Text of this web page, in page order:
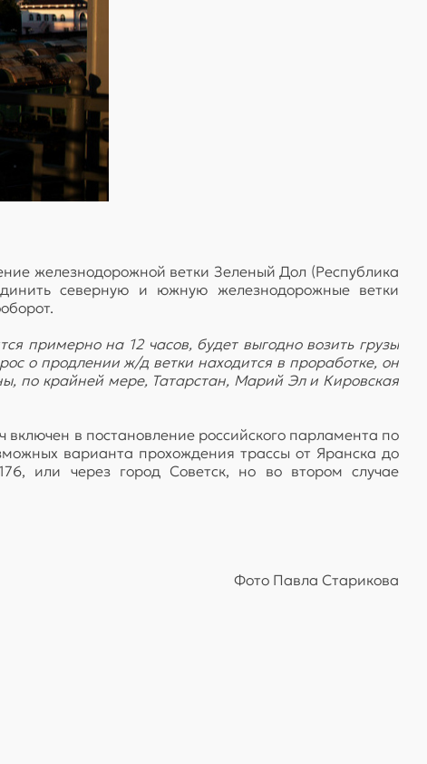
железнодорожной ветки Зеленый Дол (Республика
северную и южную железнодорожные ветки
примерно на 12 часов, будет выгодно возить грузы
о продлении ж/д ветки находится в проработке, он
по крайней мере, Татарстан, Марий Эл и Кировская
в постановление российского парламента по
варианта прохождения трассы от Яранска до
или через город Советск, но во втором случае
Фото Павла Старикова